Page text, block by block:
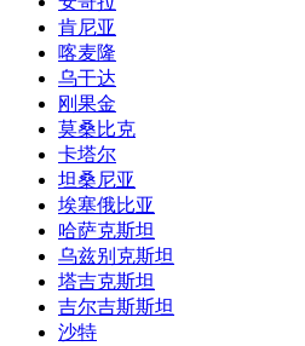
肯尼亚
喀麦隆
乌干达
刚果金
莫桑比克
卡塔尔
坦桑尼亚
埃塞俄比亚
哈萨克斯坦
乌兹别克斯坦
塔吉克斯坦
吉尔吉斯斯坦
沙特